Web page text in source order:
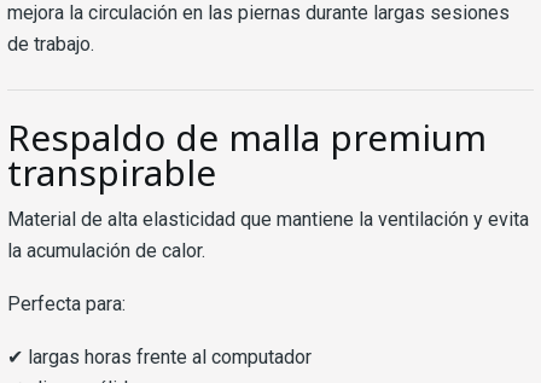
mejora la circulación en las piernas durante largas sesiones
de trabajo.
Respaldo de malla premium
transpirable
Material de alta elasticidad que mantiene la ventilación y evita
la acumulación de calor.
Perfecta para:
✔ largas horas frente al computador